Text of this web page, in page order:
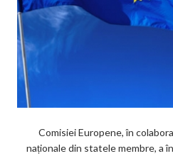
Comisiei Europene, în
naționale din statele membre, a